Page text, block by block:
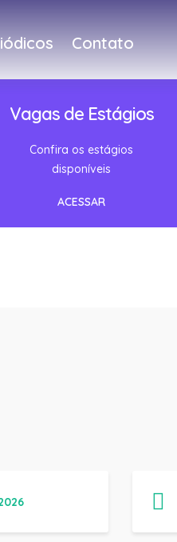
Contato
Vagas de Estágios
Confira os estágios
disponíveis
ACESSAR